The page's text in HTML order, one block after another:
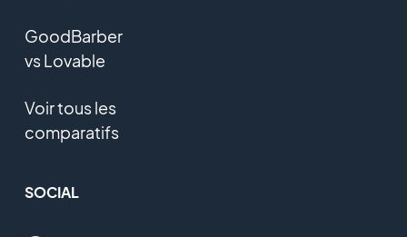
GoodBarber
vs Lovable
Voir tous les
comparatifs
SOCIAL